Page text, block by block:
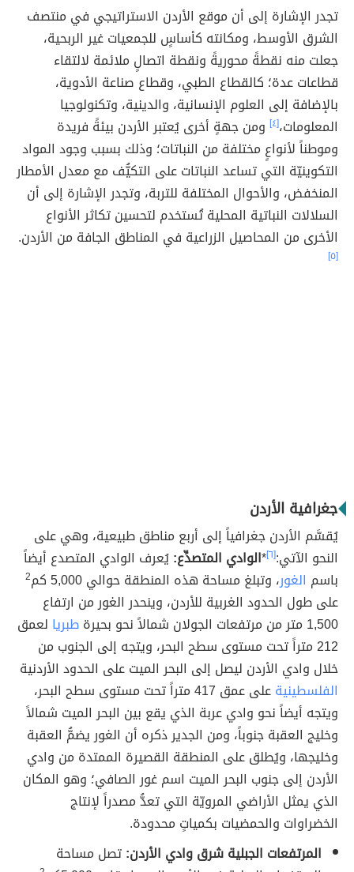
تجدر الإشارة إلى أن موقع الأردن الاستراتيجي في منتصف
الشرق الأوسط، ومكانته كأساسٍ للجمعيات غير الربحية،
جعلت منه نقطةً محوريةً ونقطة اتصالٍ ملائمة لالتقاء
قطاعات عدة؛ كالقطاع الطبي، وقطاع صناعة الأدوية،
بالإضافة إلى العلوم الإنسانية، والدينية، وتكنولوجيا
المعلومات،[٤]
ومن جهةٍ أخرى يُعتبر الأردن بيئةً فريدة
وموطناً لأنواعٍ مختلفة من النباتات؛ وذلك بسبب وجود المواد
التكوينيّة التي تساعد النباتات على التكيُّف مع معدل الأمطار
المنخفض، والأحوال المختلفة للتربة، وتجدر الإشارة إلى أن
السلالات النباتية المحلية تُستخدم لتحسين تكاثر الأنواع
الأخرى من المحاصيل الزراعية في المناطق الجافة من الأردن.
[٥]
جغرافية الأردن
يُقسَّم الأردن جغرافياً إلى أربع مناطق طبيعية، وهي على
النحو الآتي:[٦] *الوادي المتصدِّع:يُعرف الوادي المتصدع أيضاً
باسم الغور، وتبلغ مساحة هذه المنطقة حوالي 5,000 كم 2
على طول الحدود الغربية للأردن، وينحدر الغور من ارتفاع
1,500 متر من مرتفعات الجولان شمالاً نحو بحيرة
طبريا لعمق
212 متراً تحت مستوى سطح البحر، ويتجه إلى الجنوب من
خلال وادي الأردن ليصل إلى البحر الميت على الحدود الأردنية
الفلسطينية
على عمق 417 متراً تحت مستوى سطح البحر،
ويتجه أيضاً نحو وادي عربة الذي يقع بين البحر الميت شمالاً
وخليج العقبة جنوباً، ومن الجدير ذكره أن الغور يضمُّ العقبة
وخليجها، ويُطلق على المنطقة القصيرة الممتدة من وادي
الأردن إلى جنوب البحر الميت اسم غور الصافي؛ وهو المكان
الذي يمثل الأراضي المرويّة التي تعدُّ مصدراً لإنتاج
الخضراوات والحمضيات بكمياتٍ محدودة.
المرتفعات الجبلية شرق وادي الأردن:تصل مساحة